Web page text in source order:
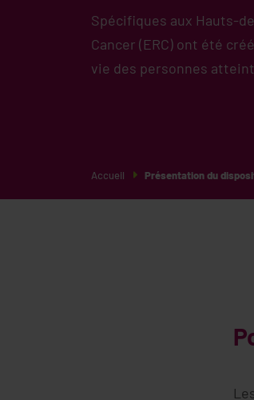
Spécifiques aux Hauts-
Cancer (ERC) ont été
vie des personnes
Accueil Présentation du